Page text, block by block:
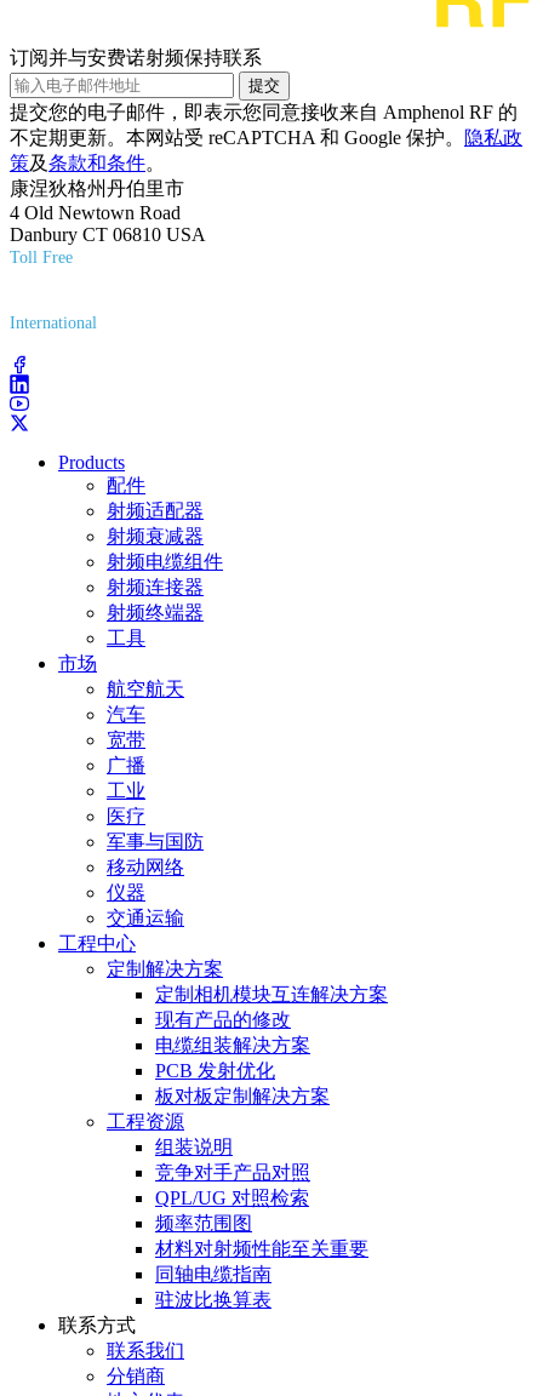
订阅并与安费诺射频保持联系
提交
提交您的电子邮件，即表示您同意接收来自 Amphenol RF 的
不定期更新。本网站受 reCAPTCHA 和 Google 保护。
隐私政
策及条款和条件。
康涅狄格州丹伯里市
4 Old Newtown Road
Danbury CT 06810 USA
Toll Free
International
Products
配件
射频适配器
射频衰减器
射频电缆组件
射频连接器
射频终端器
工具
市场
航空航天
汽车
宽带
广播
工业
医疗
军事与国防
移动网络
仪器
交通运输
工程中心
定制解决方案
定制相机模块互连解决方案
现有产品的修改
电缆组装解决方案
PCB 发射优化
板对板定制解决方案
工程资源
组装说明
竞争对手产品对照
QPL/UG 对照检索
频率范围图
材料对射频性能至关重要
同轴电缆指南
驻波比换算表
联系方式
联系我们
分销商